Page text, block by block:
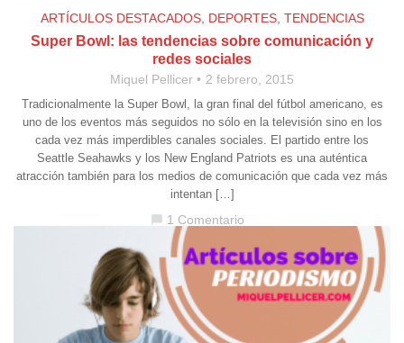
ARTÍCULOS DESTACADOS, DEPORTES, TENDENCIAS
Super Bowl: las tendencias sobre comunicación y
redes sociales
Miquel Pellicer 2 febrero, 2015
Tradicionalmente la Super Bowl, la gran final del fútbol americano, es
uno de los eventos más seguidos no sólo en la televisión sino en los
cada vez más imperdibles canales sociales. El partido entre los
Seattle Seahawks y los New England Patriots es una auténtica
atracción también para los medios de comunicación que cada vez más
intentan […]
chat_bubble 1 Comentario